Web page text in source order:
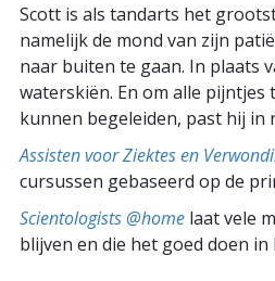
Scott is als tandarts het
namelijk de mond van zijn
naar buiten te gaan. In plaats
waterskiën. En om alle
kunnen begeleiden, past hij
Assisten voor Ziektes en
cursussen gebaseerd op de
Scientologists @home laat vele
blijven en die het goed doen in